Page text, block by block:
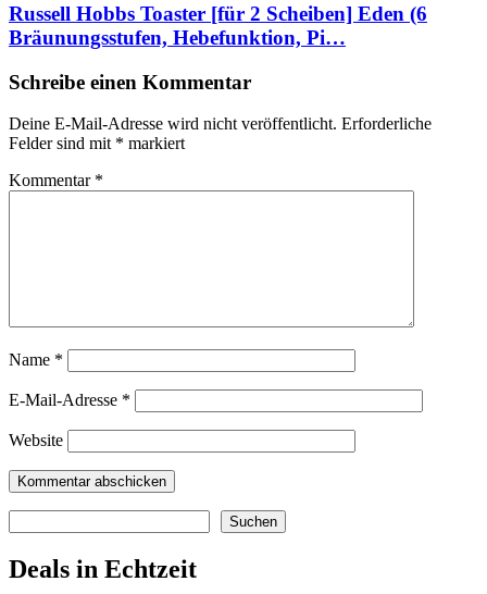
Russell Hobbs Toaster [für 2 Scheiben] Eden (6
Bräunungsstufen, Hebefunktion, Pi…
Schreibe einen Kommentar
Deine E-Mail-Adresse wird nicht veröffentlicht. Erforderliche
Felder sind mit * markiert
Kommentar *
Name *
E-Mail-Adresse *
Website
Suchen
Deals in Echtzeit